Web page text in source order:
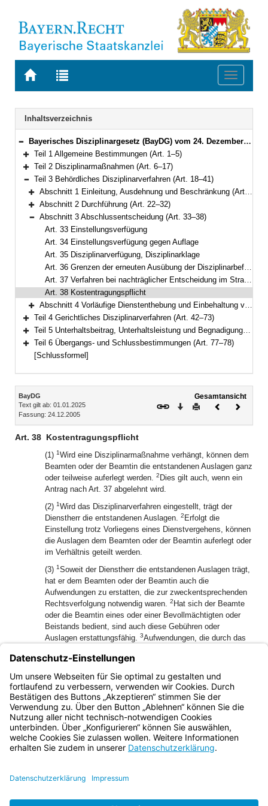
Zur
BAYERN.RECHT
Zur
letzten
Suche
Toggle
Navigation
Inhaltsverzeichnis
Bereich reduzieren
Bayerisches Disziplinargesetz (BayDG) vom 24. Dezember 2005 (GVBl. S. 665) BayRS 2031-1-1-F (Art. 1–78)
Bereich erweitern
Teil 1 Allgemeine Bestimmungen (Art. 1–5)
Bereich erweitern
Teil 2 Disziplinarmaßnahmen (Art. 6–17)
Bereich reduzieren
Teil 3 Behördliches Disziplinarverfahren (Art. 18–41)
Bereich erweitern
Abschnitt 1 Einleitung, Ausdehnung und Beschränkung (Art. 18–21)
Bereich erweitern
Abschnitt 2 Durchführung (Art. 22–32)
Bereich reduzieren
Abschnitt 3 Abschlussentscheidung (Art. 33–38)
Art. 33 Einstellungsverfügung
Art. 34 Einstellungsverfügung gegen Auflage
Art. 35 Disziplinarverfügung, Disziplinarklage
Art. 36 Grenzen der erneuten Ausübung der Disziplinarbefugnisse
Art. 37 Verfahren bei nachträglicher Entscheidung im Straf- oder Bußgeldverfahren
Art. 38 Kostentragungspflicht
Bereich erweitern
Abschnitt 4 Vorläufige Dienstenthebung und Einbehaltung von Bezügen (Art. 39–41)
Bereich erweitern
Teil 4 Gerichtliches Disziplinarverfahren (Art. 42–73)
Bereich erweitern
Teil 5 Unterhaltsbeitrag, Unterhaltsleistung und Begnadigung (Art. 74–76)
Bereich erweitern
Teil 6 Übergangs- und Schlussbestimmungen (Art. 77–78)
[Schlussformel]
Inhalt
BayDG
Text gilt ab: 01.01.2025
Fassung: 24.12.2005
Gesamtansicht
Download
DruckenVorheriges
Art. 38 Kostentragungspflicht
(1) 1Wird eine Disziplinarmaßnahme verhängt, können dem
Beamten oder der Beamtin die entstandenen Auslagen ganz
oder teilweise auferlegt werden. 2 Dies gilt auch, wenn ein
Antrag nach Art. 37 abgelehnt wird.
(2) 1Wird das Disziplinarverfahren eingestellt, trägt der
Dienstherr die entstandenen Auslagen. 2 Erfolgt die
Einstellung trotz Vorliegens eines Dienstvergehens, können
die Auslagen dem Beamten oder der Beamtin auferlegt oder
im Verhältnis geteilt werden.
(3) 1Soweit der Dienstherr die entstandenen Auslagen trägt,
hat er dem Beamten oder der Beamtin auch die
Aufwendungen zu erstatten, die zur zweckentsprechenden
Rechtsverfolgung notwendig waren. 2 Hat sich der Beamte
oder die Beamtin eines oder einer Bevollmächtigten oder
Beistands bedient, sind auch diese Gebühren oder
Auslagen erstattungsfähig. 3Aufwendungen, die durch das
sind, hat dieser oder diese selbst zu tragen; das
Verschulden eines Vertreters ist ihm oder ihr zuzurechnen.
(4) Das behördliche Disziplinarverfahren ist gebührenfrei.
Bayern.de
BayernPortal
Impressum